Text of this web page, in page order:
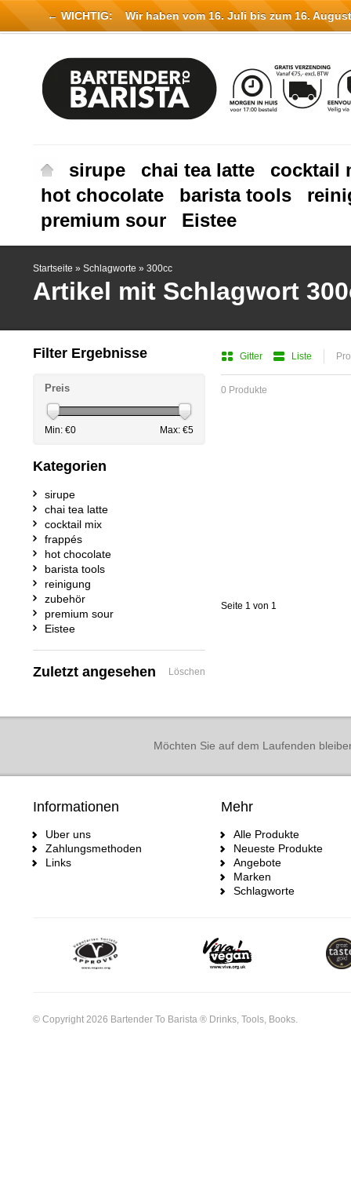
sirupe chai tea latte
cocktail
hot chocolate
barista tools
premium sour
Eistee
Startseite » Schlagworte » 300cc
Artikel mit Schlagwort
Gitter Liste
0 Produkte
Seite 1 von 1
Filter Ergebnisse
Preis
Min: €0 Max: €5
Kategorien
sirupe
chai tea latte
cocktail mix
frappés
hot chocolate
barista tools
reinigung
zubehör
premium sour
Eistee
Zuletzt angesehen Löschen
Möchten Sie auf dem Laufenden
Informationen
Uber uns
Zahlungsmethoden
Links
Mehr
Alle Produkte
Neueste Produkte
Angebote
Marken
Schlagworte
© Copyright 2026 Bartender To Barista ® Drinks, Tools, Books.
← WICHTIG: Wir haben vom 16. Juli bis zum 16.